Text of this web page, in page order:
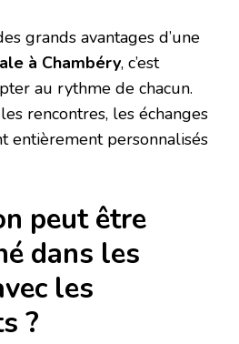
grands avantages d’une
à Chambéry, c’est
au rythme de chacun.
rencontres, les échanges
entièrement personnalisés
peut être
dans les
les
?